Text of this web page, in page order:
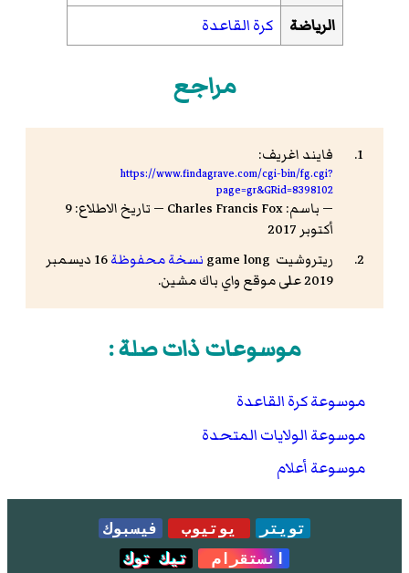
الرياضة
كرة القاعدة
مراجع
فايند اغريف:
https://www.findagrave.com/cgi-bin/fg.cgi?
page=gr&GRid=8398102
— باسم: Charles Francis Fox — تاريخ الاطلاع: 9
أكتوبر 2017
ريتروشيت
نسخة محفوظة
16 ديسمبر
2019 على موقع واي باك مشين.
موسوعات ذات صلة :
موسوعة كرة القاعدة
موسوعة الولايات المتحدة
موسوعة أعلام
تويتر يوتيوب
فيسبوك
انستقرام
تيك توك